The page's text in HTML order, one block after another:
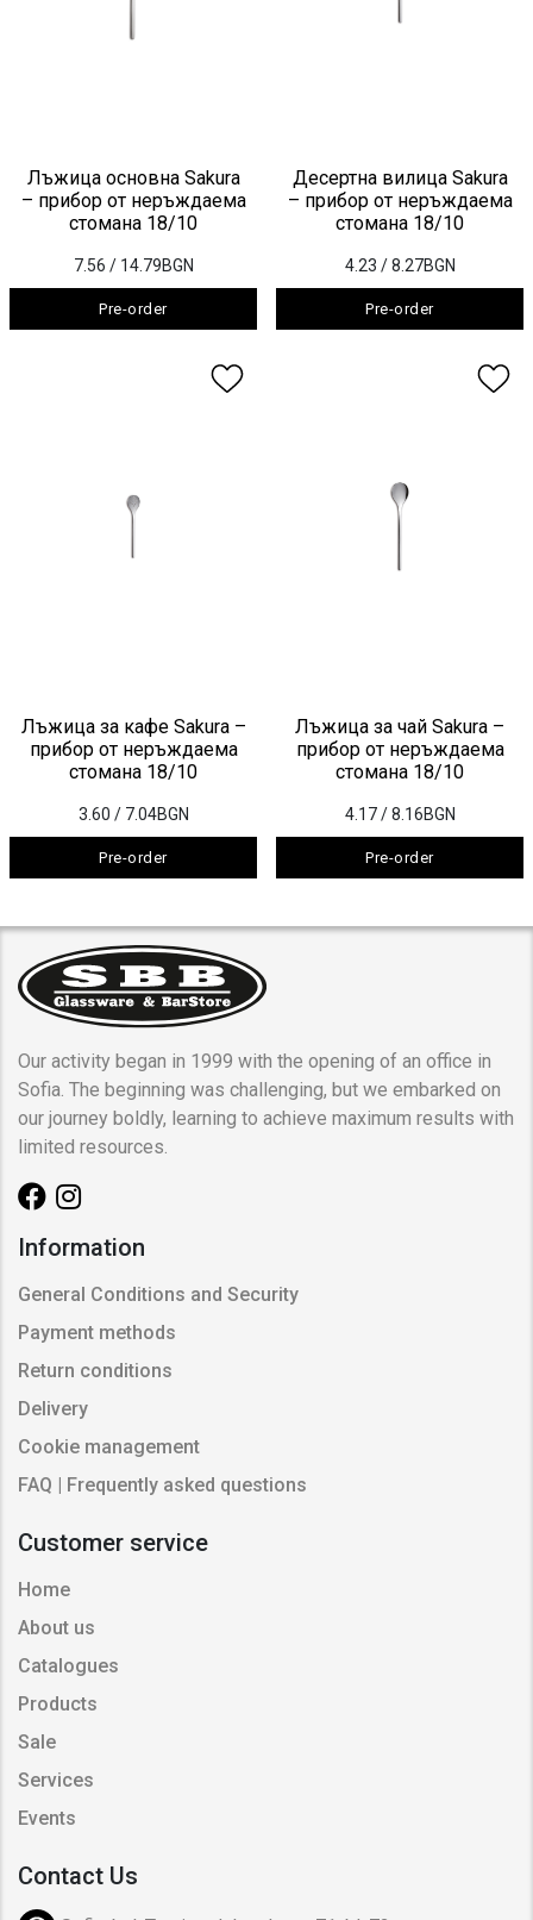
Лъжица основна Sakura
– прибор от неръждаема
стомана 18/10
7.56 / 14.79BGN
Pre-order
Десертна вилица Sakura
– прибор от неръждаема
стомана 18/10
4.23 / 8.27BGN
Pre-order
Лъжица за кафе Sakura –
прибор от неръждаема
стомана 18/10
3.60 / 7.04BGN
Pre-order
Лъжица за чай Sakura –
прибор от неръждаема
стомана 18/10
4.17 / 8.16BGN
Pre-order
Our activity began in 1999 with the opening of an office in
Sofia. The beginning was challenging, but we embarked on
our journey boldly, learning to achieve maximum results with
limited resources.
Information
General Conditions and Security
Payment methods
Return conditions
Delivery
Cookie management
FAQ | Frequently asked questions
Customer service
Home
About us
Catalogues
Products
Sale
Services
Events
Contact Us